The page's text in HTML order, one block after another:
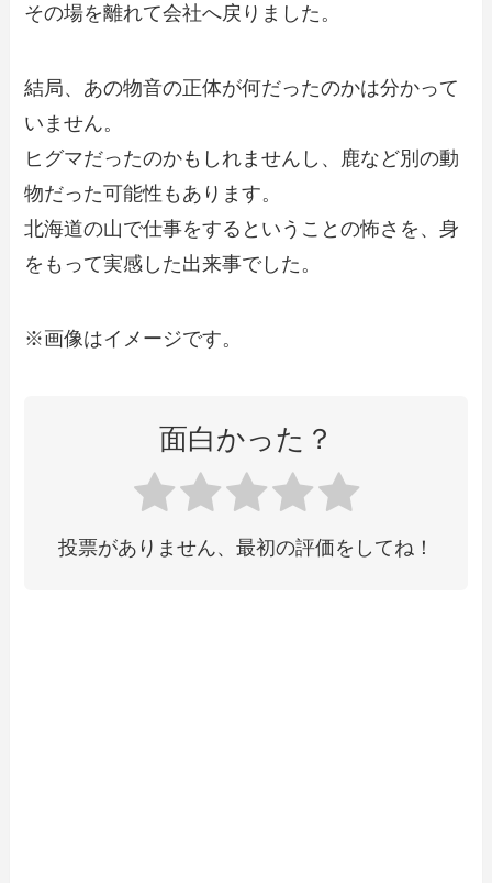
その場を離れて会社へ戻りました。
結局、あの物音の正体が何だったのかは分かって
いません。
ヒグマだったのかもしれませんし、鹿など別の動
物だった可能性もあります。
北海道の山で仕事をするということの怖さを、身
をもって実感した出来事でした。
※画像はイメージです。
面白かった？
投票がありません、最初の評価をしてね！